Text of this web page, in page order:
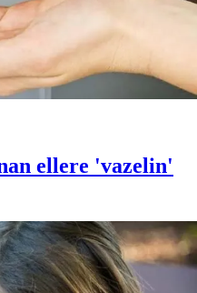
ellere 'vazelin'